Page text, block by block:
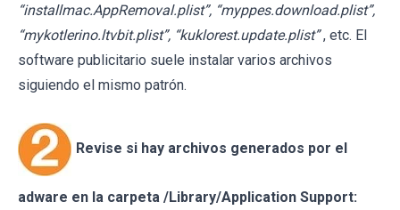
“installmac.AppRemoval.plist”, “myppes.download.plist”,
“mykotlerino.ltvbit.plist”, “kuklorest.update.plist” , etc. El
software publicitario suele instalar varios archivos
siguiendo el mismo patrón.
Revise si hay archivos generados por el
adware en la carpeta /Library/Application Support: